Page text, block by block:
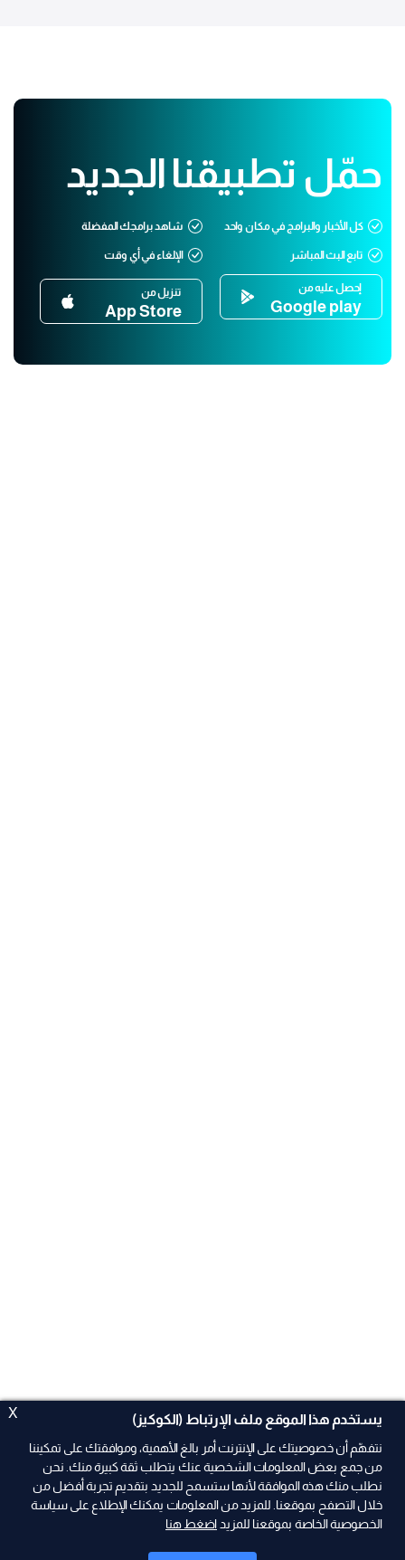
حمّل تطبيقنا الجديد
كل الأخبار والبرامج في مكان واحد شاهد برامجك المفضلة
تابع البث المباشر الإلغاء في أي وقت
إحصل عليه من
Google play
تنزيل من
App Store
X يستخدم هذا الموقع ملف الإرتباط (الكوكيز)
نتفهّم أن خصوصيتك على الإنترنت أمر بالغ الأهمية، وموافقتك على تمكيننا
من جمع بعض المعلومات الشخصية عنك يتطلب ثقة كبيرة منك. نحن
نطلب منك هذه الموافقة لأنها ستسمح للجديد بتقديم تجربة أفضل من
خلال التصفح بموقعنا. للمزيد من المعلومات يمكنك الإطلاع على سياسة
الخصوصية الخاصة بموقعنا للمزيد اضغط هنا
ad